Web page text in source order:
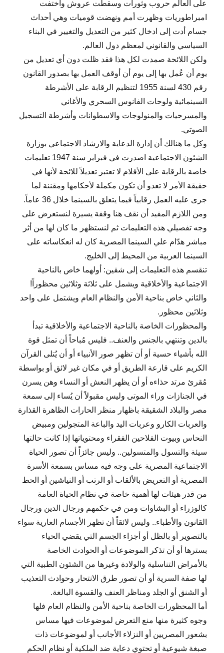
على العالم حروب وثورات وسقطت عروش واختفت
امبراطوريات وظهرت أمم ونهضت قوميات وهي أحداث
جسام أدت إلى ادخال كثير من التعديل والتغيير في البناء
السياسي والقانوني لمعظم دول العالم.
ولكن اللائحة صمدت لكل هذا فقد ظلت دون أي تعديل من
يوم أن عُمل بها إلى يوم أن أوقف العمل بها بصدور القانون
رقم 430 لسنة 1955 لتنظيم الرقابة على الأشرطة
السينمائية ولوحات الفانوس السحري والأغاني
والمسرحيات والمنولوجات والاسطوانات وأشرطة التسجيل
الصوتي.
وكل ما هنالك أن إدارة الدعاية والارشاد الاجتماعي بوزارة
الشئون الاجتماعية اصدرت في فبراير سنة 1947 تعليمات
خاصة بالرقابة على الأفلام لا تعتبر تعديلاً للائحة لأنها في
حقيقة الأمر لا تعدو أن تكون مكملة لأحكامها ومقننة لما
جرى عليه العمل رقابياً فيما يتعلق بالسينما خلال 36 عاماً.
ومن اللازم المفيد أن نقف هنا وقفة يسيرة لنستعرض على
وجه تفصيلي هذه التعليمات ثم لنستظهر ما كان لها من أثر
مباشر هدّام علي السينما المصرية كان له انعكاساته على
السينما العربية من المحيط إلى الخليج.
تنقسم هذه التعليمات إلى شقين: أولهما خاص بالناحية
الاجتماعية والأخلاقية ويشمل على ثلاثة وثلاثين محظوراً!
والثاني خاص بناحية الأمن والنظام العام ويشتمل على واحد
وثلاثين محظور.
والمحظورات الخاصة بالناحية الاجتماعية والأخلاقية تبدأ
بالدين وتنتهي بالجنس والعنف.. فليس مُباحاً أن تمثل قوة
الله بأشياء حسية أو أن تظهر صور الأنبياء أو أن يُتلى القرآن
الكريم على قارعة الطريق أو في مكان غير لائق أو بواسطة
مُقرئ مرتد حذاءه أو أن يظهر النعش أو النساء وهن يسرن
في الجنازات وراء الموتى وليس مقبولاً أن يُساء إلى سمعة
مصر والبلاد الشقيقة باظهار منظر الحارات الظاهرة القذارة
والعربات الكارو وعربات اليد والباعة المتجولين ومبيض
النحاس وبيوت الفلاحين الفقراء ومحتوياتها إذا كانت حالتها
سيئة والتسول والمتسولين.. وليس جائزاً أن تصور الحياة
الاجتماعية المصرية على وجه فيه مساس بسمعة الأسرة
المصرية أو التعريض بالألقاب أو الرتب أو النياشين أو الحط
من قدر هيئات لها أهمية خاصة في نظام الحياة العامة
كالوزراء أو البشاوات ومن في حكمهم ورجال الدين ورجال
القانون والأطباء.. وليس لائقاً أن تظهر الأجسام العارية سواء
بالتصوير أو بالظل أو أجزاء الجسم التي يقضي الحياء
بسترها أو أن تذكر الموضوعات أو الحوادث الخاصة
بالأمراض التناسلية والولادة وغيرها من الشئون الطبية التي
لها صفة السرية أو أن تصور طرق الانتحار وحوادث التعذيب
أو الشنق أو الجلد ومناظر العنف والقسوة البالغة.
أما المحظورات الخاصة بناحية الأمن والنظام العام فلها
وجوه كثيرة منها منع التعرض لموضوعات فيها مساس
بشعور المصريين أو النزلاء الأجانب أو لموضوعات ذات
صبغة شيوعية أو تحتوي دعاية ضد الملكية أو نظام الحكم